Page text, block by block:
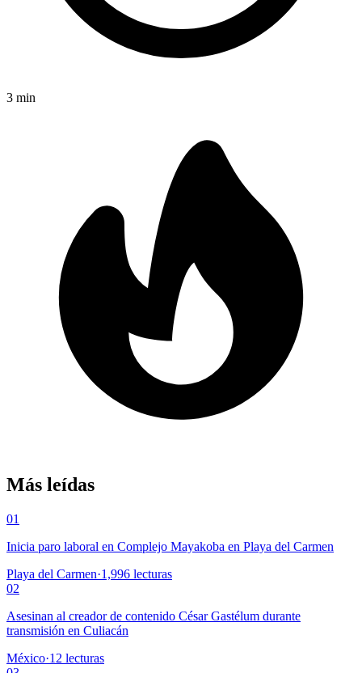
3 min
Más leídas
01
Inicia paro laboral en Complejo Mayakoba en Playa del Carmen
Playa del Carmen·1,996 lecturas
02
Asesinan al creador de contenido César Gastélum durante
transmisión en Culiacán
México·12 lecturas